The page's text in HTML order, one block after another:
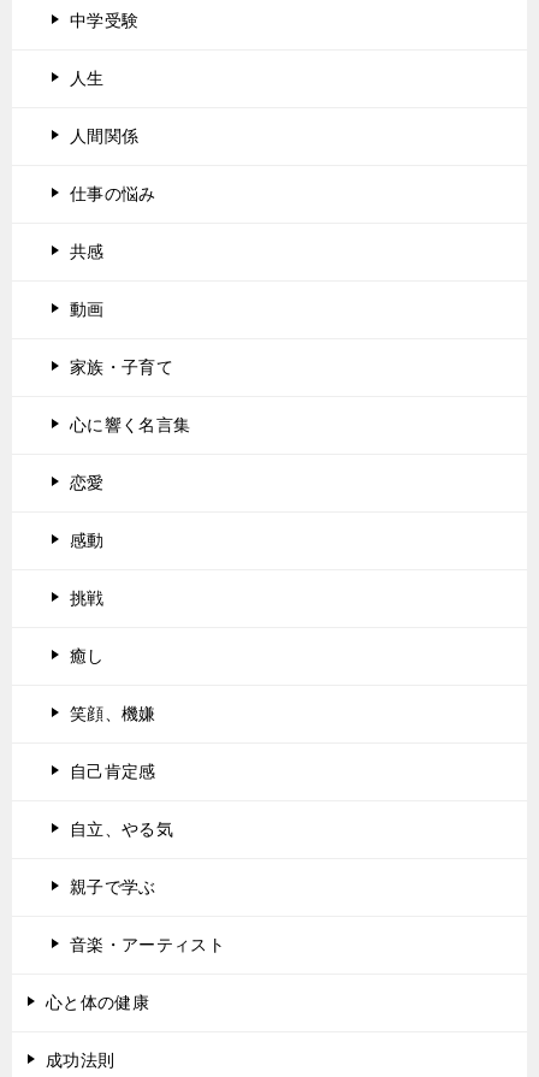
中学受験
人生
人間関係
仕事の悩み
共感
動画
家族・子育て
心に響く名言集
恋愛
感動
挑戦
癒し
笑顔、機嫌
自己肯定感
自立、やる気
親子で学ぶ
音楽・アーティスト
心と体の健康
成功法則